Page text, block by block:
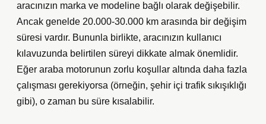
aracınızın marka ve modeline bağlı olarak değişebilir.
Ancak genelde 20.000-30.000 km arasında bir değişim
süresi vardır. Bununla birlikte, aracınızın kullanıcı
kılavuzunda belirtilen süreyi dikkate almak önemlidir.
Eğer araba motorunun zorlu koşullar altında daha fazla
çalışması gerekiyorsa (örneğin, şehir içi trafik sıkışıklığı
gibi), o zaman bu süre kısalabilir.